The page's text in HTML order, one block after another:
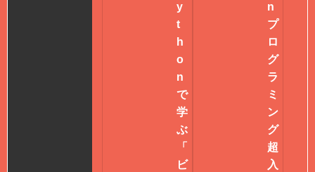
y
t
h
o
n
で
学
ぶ
「
ビ
n
プ
ロ
グ
ラ
ミ
ン
グ
超
入